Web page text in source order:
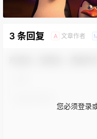
3 条回复 A 文章作者
您必须登录